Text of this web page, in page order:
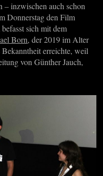
– inzwischen auch schon
Donnerstag den Film
sich mit dem
Born, der 2019 im Alter
erreichte, weil
von Günther Jauch,